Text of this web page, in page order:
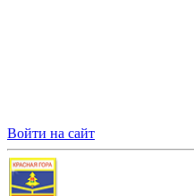
Войти на сайт